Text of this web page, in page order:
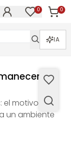
0 0
IA
-
el motivo de
un ambiente